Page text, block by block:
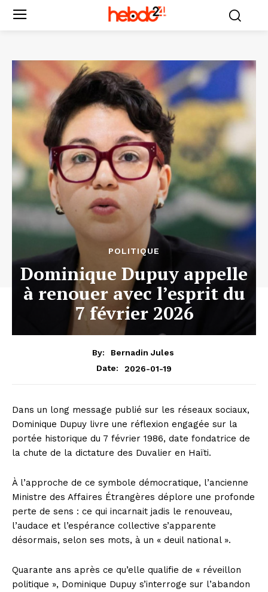
POLITIQUE
Dominique Dupuy appelle
à renouer avec l’esprit du
7 février 2026
By:
Bernadin Jules
Date:
2026-01-19
Dans un long message publié sur les réseaux sociaux,
Dominique Dupuy livre une réflexion engagée sur la
portée historique du 7 février 1986, date fondatrice de
la chute de la dictature des Duvalier en Haïti.
À l’approche de ce symbole démocratique, l’ancienne
Ministre des Affaires Étrangères déplore une profonde
perte de sens : ce qui incarnait jadis le renouveau,
l’audace et l’espérance collective s’apparente
désormais, selon ses mots, à un « deuil national ».
Quarante ans après ce qu’elle qualifie de « réveillon
politique », Dominique Dupuy s’interroge sur l’abandon